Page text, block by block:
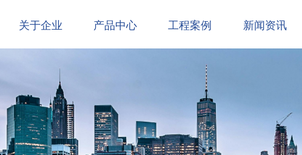
关于企业 产品中心 工程案例 新闻资讯